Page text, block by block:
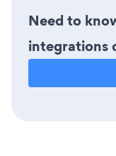
Need to
integrations